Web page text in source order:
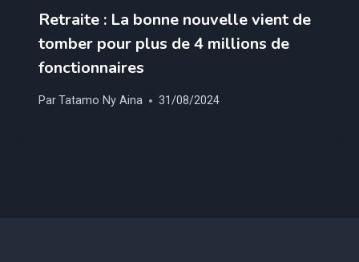
Retraite : La bonne nouvelle vient de
tomber pour plus de 4 millions de
fonctionnaires
ParTatamo Ny Aina 31/08/2024